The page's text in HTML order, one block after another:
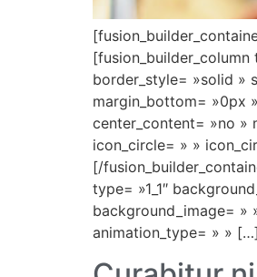
border_style= »solid »
margin_bottom= »0px
center_content= »no »
icon_circle= » »
[/
type= »1_1″
background_image= »
animation_type= » » […]